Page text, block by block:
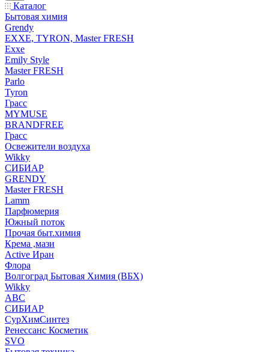
Каталог
Бытовая химия
Grendy
EXXE, TYRON, Master FRESH
Exxe
Emily Style
Master FRESH
Parlo
Tyron
Грасс
MYMUSE
BRANDFREE
Грасс
Освежители воздуха
Wikky
СИБИАР
GRENDY
Master FRESH
Lamm
Парфюмерия
Южный поток
Прочая быт.химия
Крема ,мази
Аctive Иран
Флора
Волгоград Бытовая Химия (ВБХ)
Wikky
АВС
СИБИАР
СурХимСинтез
Ренессанс Косметик
SVO